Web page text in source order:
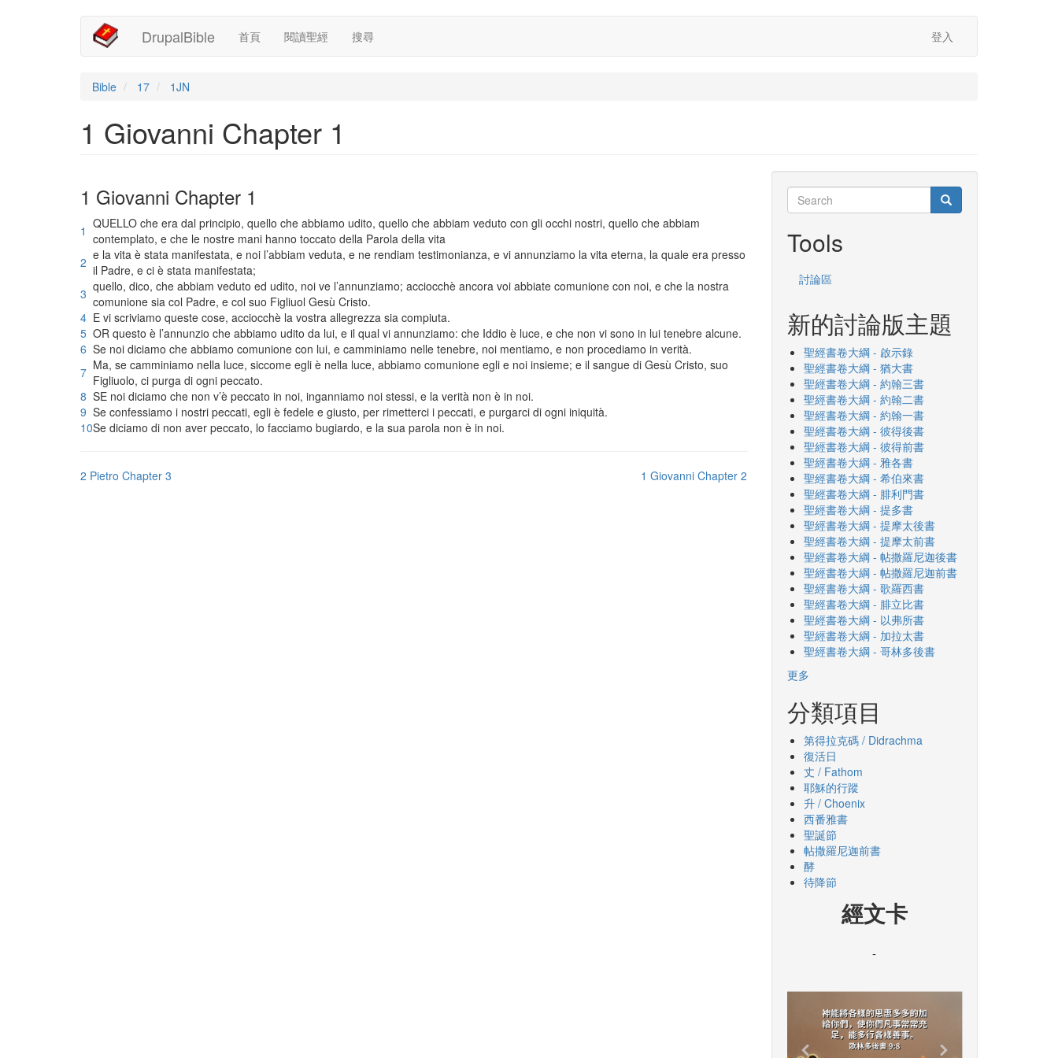
DrupalBible
Main
navigation
首頁 閱讀聖經 搜尋
User
account
menu
登入
Bible 17 1JN
1 Giovanni Chapter 1
1 Giovanni Chapter 1
1 QUELLO che era dal principio, quello che abbiamo udito, quello che abbiam veduto con gli occhi nostri, quello che abbiam
contemplato, e che le nostre mani hanno toccato della Parola della vita
2 e la vita è stata manifestata, e noi l’abbiam veduta, e ne rendiam testimonianza, e vi annunziamo la vita eterna, la quale era presso
il Padre, e ci è stata manifestata;
3 quello, dico, che abbiam veduto ed udito, noi ve l’annunziamo; acciocchè ancora voi abbiate comunione con noi, e che la nostra
comunione sia col Padre, e col suo Figliuol Gesù Cristo.
4 E vi scriviamo queste cose, acciocchè la vostra allegrezza sia compiuta.
5 OR questo è l’annunzio che abbiamo udito da lui, e il qual vi annunziamo: che Iddio è luce, e che non vi sono in lui tenebre alcune.
6 Se noi diciamo che abbiamo comunione con lui, e camminiamo nelle tenebre, noi mentiamo, e non procediamo in verità.
7 Ma, se camminiamo nella luce, siccome egli è nella luce, abbiamo comunione egli e noi insieme; e il sangue di Gesù Cristo, suo
Figliuolo, ci purga di ogni peccato.
8 SE noi diciamo che non v’è peccato in noi, inganniamo noi stessi, e la verità non è in noi.
9 Se confessiamo i nostri peccati, egli è fedele e giusto, per rimetterci i peccati, e purgarci di ogni iniquità.
10Se diciamo di non aver peccato, lo facciamo bugiardo, e la sua parola non è in noi.
2 Pietro Chapter 3 1 Giovanni Chapter 2
Search
Search Search
Tools
討論區
新的討論版主題
聖經書卷大綱 - 啟示錄
聖經書卷大綱 - 猶大書
聖經書卷大綱 - 約翰三書
聖經書卷大綱 - 約翰二書
聖經書卷大綱 - 約翰一書
聖經書卷大綱 - 彼得後書
聖經書卷大綱 - 彼得前書
聖經書卷大綱 - 雅各書
聖經書卷大綱 - 希伯來書
聖經書卷大綱 - 腓利門書
聖經書卷大綱 - 提多書
聖經書卷大綱 - 提摩太後書
聖經書卷大綱 - 提摩太前書
聖經書卷大綱 - 帖撒羅尼迦後書
聖經書卷大綱 - 帖撒羅尼迦前書
聖經書卷大綱 - 歌羅西書
聖經書卷大綱 - 腓立比書
聖經書卷大綱 - 以弗所書
聖經書卷大綱 - 加拉太書
聖經書卷大綱 - 哥林多後書
更多
分類項目
第得拉克碼 / Didrachma
復活日
丈 / Fathom
耶穌的行蹤
升 / Choenix
西番雅書
聖誕節
帖撒羅尼迦前書
酵
待降節
經文卡
-